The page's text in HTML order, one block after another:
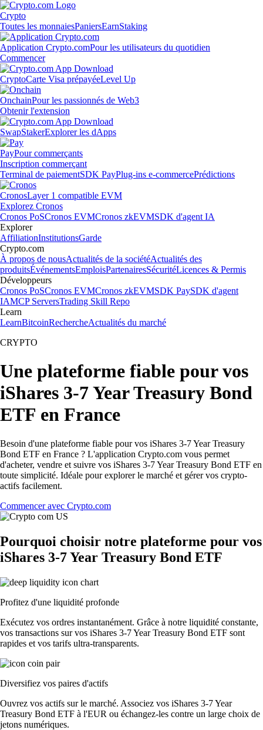
Crypto
Toutes les monnaiesPaniersEarnStaking
Application Crypto.comPour les utilisateurs du quotidien
Commencer
CryptoCarte Visa prépayéeLevel Up
OnchainPour les passionnés de Web3
Obtenir l'extension
SwapStakerExplorer les dApps
PayPour commerçants
Inscription commerçant
Terminal de paiementSDK PayPlug-ins e-commercePrédictions
CronosLayer 1 compatible EVM
Explorez Cronos
Cronos PoSCronos EVMCronos zkEVMSDK d'agent IA
Explorer
AffiliationInstitutionsGarde
Crypto.com
À propos de nousActualités de la sociétéActualités des
produitsÉvénementsEmploisPartenairesSécuritéLicences & Permis
Développeurs
Cronos PoSCronos EVMCronos zkEVMSDK PaySDK d'agent
IAMCP ServersTrading Skill Repo
Learn
LearnBitcoinRechercheActualités du marché
CRYPTO
Une plateforme fiable pour vos
iShares 3-7 Year Treasury Bond
ETF en France
Besoin d'une plateforme fiable pour vos iShares 3-7 Year Treasury
Bond ETF en France ? L'application Crypto.com vous permet
d'acheter, vendre et suivre vos iShares 3-7 Year Treasury Bond ETF en
toute simplicité. Idéale pour explorer le marché et gérer vos crypto-
actifs facilement.
Commencer avec Crypto.com
Pourquoi choisir notre plateforme pour vos
iShares 3-7 Year Treasury Bond ETF
Profitez d'une liquidité profonde
Exécutez vos ordres instantanément. Grâce à notre liquidité constante,
vos transactions sur vos iShares 3-7 Year Treasury Bond ETF sont
rapides et vos tarifs ultra-transparents.
Diversifiez vos paires d'actifs
Ouvrez vos actifs sur le marché. Associez vos iShares 3-7 Year
Treasury Bond ETF à l'EUR ou échangez-les contre un large choix de
jetons numériques.